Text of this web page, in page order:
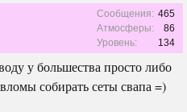
Сообщения: 465
Атмосферы:
86
Уровень:
134
у большества просто либо
собирать сеты свапа =)